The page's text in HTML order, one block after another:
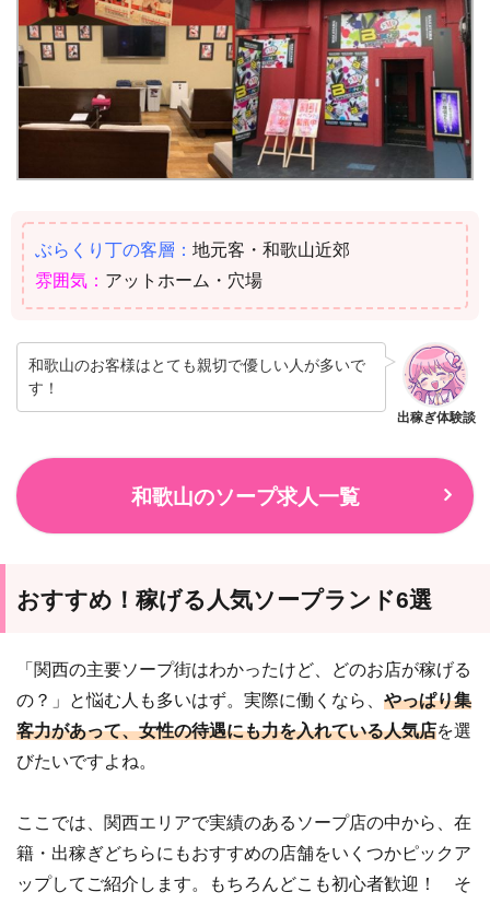
ぶらくり丁の客層： 地元客・和歌山近郊
雰囲気： アットホーム・穴場
出稼ぎ体験談
和歌山のお客様はとても親切で優しい人が多いで
す！
和歌山のソープ求人一覧
おすすめ！稼げる人気ソープランド6選
「関西の主要ソープ街はわかったけど、どのお店が稼げる
の？」と悩む人も多いはず。実際に働くなら、 やっぱり集
客力があって、女性の待遇にも力を入れている人気店を選
びたいですよね。
ここでは、関西エリアで実績のあるソープ店の中から、在
籍・出稼ぎどちらにもおすすめの店舗をいくつかピックア
ップしてご紹介します。もちろんどこも初心者歓迎！ そ